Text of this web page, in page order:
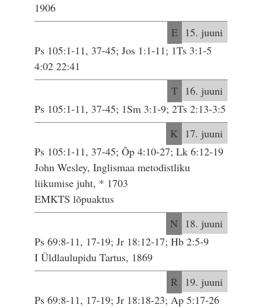
1906
E 15. juuni
Ps 105:1-11, 37-45; Jos 1:1-11; 1Ts 3:1-5
4:02 22:41
T 16. juuni
Ps 105:1-11, 37-45; 1Sm 3:1-9; 2Ts 2:13-3:5
K 17. juuni
Ps 105:1-11, 37-45; Õp 4:10-27; Lk 6:12-19
John Wesley, Inglismaa metodistliku
liikumise juht, * 1703
EMKTS lõpuaktus
N
18. juuni
Ps 69:8-11, 17-19; Jr 18:12-17; Hb 2:5-9
I Üldlaulupidu Tartus, 1869
R 19. juuni
Ps 69:8-11, 17-19; Jr 18:18-23; Ap 5:17-26